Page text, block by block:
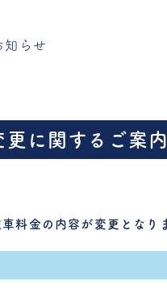
知らせ
に関するご案内
料金の内容が変更となりま